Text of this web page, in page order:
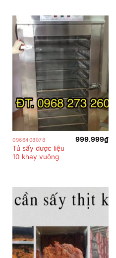
0966408078
Tủ sấy dược liệu
10 khay vuông
999.999₫